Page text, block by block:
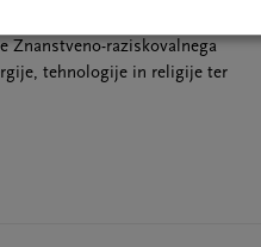
raziskovalnega
tehnologije in religije ter